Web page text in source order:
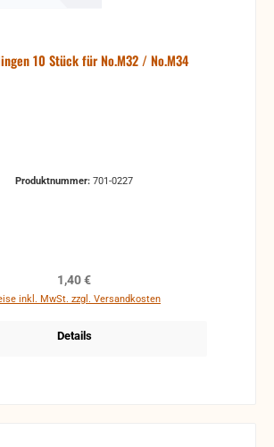
10 Stück für No.M32 / No.M34
Produktnummer: 701-0227
Regulärer Preis:
1,40 €
inkl. MwSt. zzgl. Versandkosten
Details